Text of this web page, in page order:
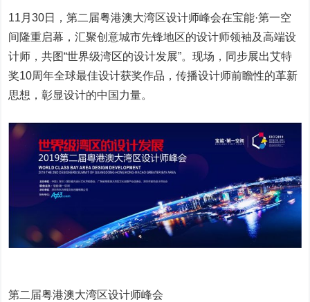
11月30日，第二届粤港澳大湾区设计师峰会在宝能·第一空
间隆重启幕，汇聚创意城市先锋地区的设计师领袖及高端设
计师，共图“世界级湾区的设计发展”。现场，同步展出艾特
奖10周年全球最佳设计获奖作品，传播设计师前瞻性的革新
思想，彰显设计的中国力量。
第二届粤港澳大湾区设计师峰会